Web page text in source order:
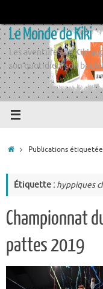
contenu
Le Monde de Kiki
Les aventures de Kiki
son quotidien, son
AccueilPublications
Étiquette : hyppiques
Championnat
pattes 2019